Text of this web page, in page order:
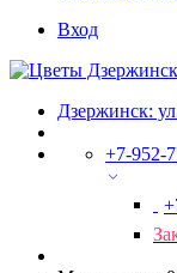
Вход
Дзержинск:
+7-952-